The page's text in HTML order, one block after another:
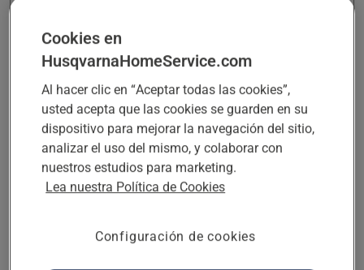
tu jardín y te ayudará a elegir qué
robot cortacésped y qué servicios son
Revisión
Un distribuidor acudirá a tu jardín para
comprobar el estado de tu robot
cortacésped y aconsejarte sobre cómo
optimizar el corte.
Cookies en
HusqvarnaHomeService.com
Al hacer clic en “Aceptar todas las cookies”,
usted acepta que las cookies se guarden en su
dispositivo para mejorar la navegación del sitio,
analizar el uso del mismo, y colaborar con
nuestros estudios para marketing.
Lea nuestra Política de Cookies
Configuración de cookies